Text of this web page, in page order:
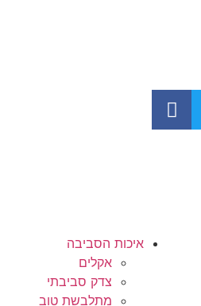
איכות הסביבה
אקלים
צדק סביבתי
מתלבשת טוב